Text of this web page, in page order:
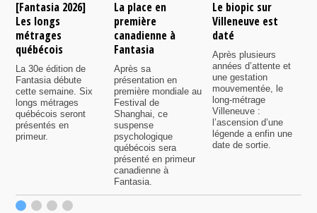
[Fantasia 2026]
Les longs
métrages
québécois
La 30e édition de
Fantasia débute
cette semaine. Six
longs métrages
québécois seront
présentés en
primeur.
La place en
première
canadienne à
Fantasia
Après sa
présentation en
première mondiale au
Festival de
Shanghai, ce
suspense
psychologique
québécois sera
présenté en primeur
canadienne à
Fantasia.
Le biopic sur
Villeneuve est
daté
Après plusieurs
années d’attente et
une gestation
mouvementée, le
long-métrage
Villeneuve :
l’ascension d’une
légende a enfin une
date de sortie.